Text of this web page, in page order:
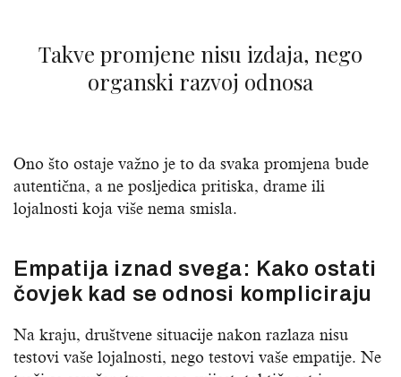
Takve promjene nisu izdaja, nego
organski razvoj odnosa
Ono što ostaje važno je to da svaka promjena bude
autentična, a ne posljedica pritiska, drame ili
lojalnosti koja više nema smisla.
Empatija iznad svega: Kako ostati
čovjek kad se odnosi kompliciraju
Na kraju, društvene situacije nakon razlaza nisu
testovi vaše lojalnosti, nego testovi vaše empatije. Ne